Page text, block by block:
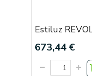
Estiluz
673,44 €